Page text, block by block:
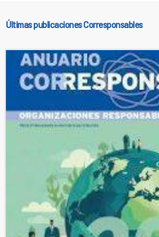
Últimas publicaciones Corresponsables